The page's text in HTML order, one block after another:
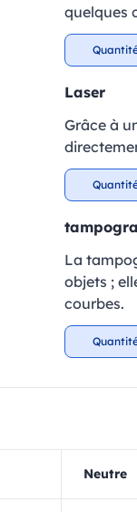
quelques
Laser
Grâce à
La
objets ;
courbes.
Neutre